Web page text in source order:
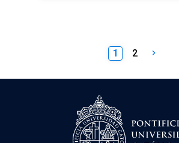
entradas
1 2 keyboard_arrow_right